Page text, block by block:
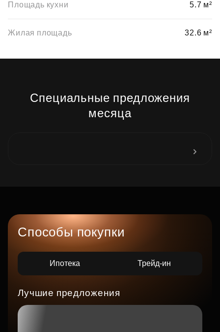
Площадь кухни 5.7 м²
Жилая площадь 32.6 м²
Специальные предложения
месяца
Способы покупки
Ипотека Трейд-ин
Лучшие предложения